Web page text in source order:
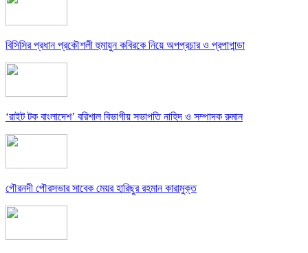
বিসিসির প্রধান প্রকৌশলী হুমায়ুন কবিরকে নিয়ে অপপ্রচার ও প্রপাগান্ডা
‘রাইট টক বাংলাদেশ’ বরিশাল বিভাগীয় সভাপতি নাহিদ ও সম্পাদক রুমান
গৌরনদী পৌরসভার সাবেক মেয়র হারিছুর রহমান কারামুক্ত